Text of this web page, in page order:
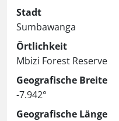
Stadt
Sumbawanga
Örtlichkeit
Mbizi Forest Reserve
Geografische Breite
-7.942°
Geografische Länge